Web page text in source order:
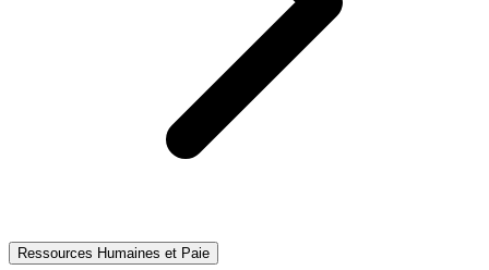
Ressources Humaines et Paie